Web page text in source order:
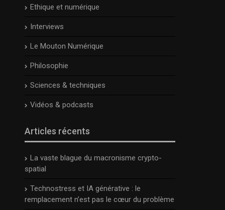
Ethique et numérique
Interviews
Le Mouton Numérique
Philosophie
Sciences & techniques
Vidéos & podcasts
Articles récents
La vaste blague du macronisme crypto-
spatial
Technostress et IA générative : le
remplacement n’est pas le cœur du problème